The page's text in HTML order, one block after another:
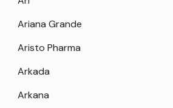
Ariana Grande
Aristo Pharma
Arkada
Arkana